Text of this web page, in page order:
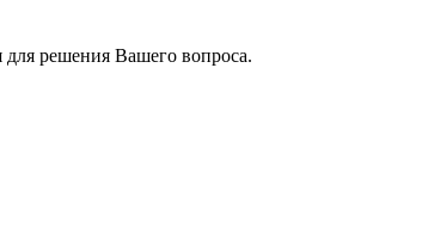
решения Вашего вопроса.